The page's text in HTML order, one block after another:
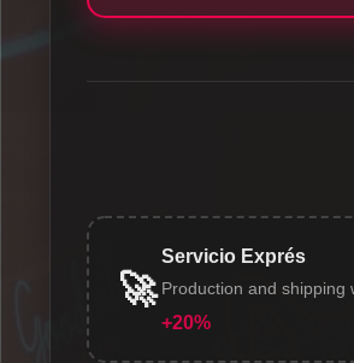
🚀
Servicio Exprés
Production and shipping
+20%